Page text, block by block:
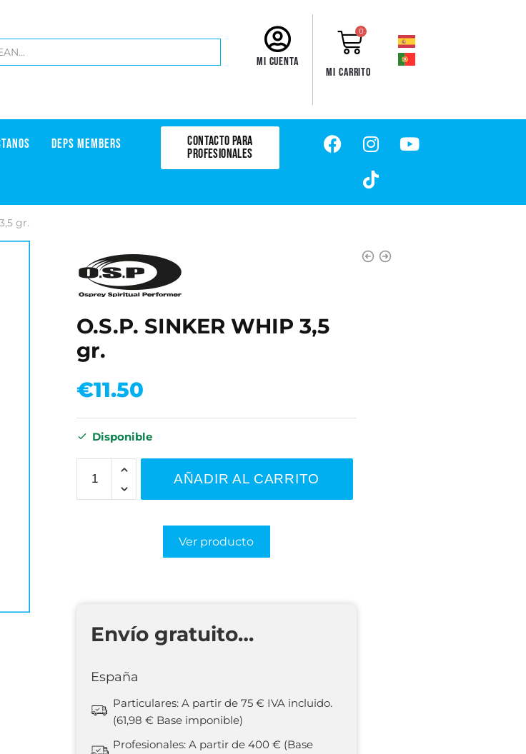
Mi cuenta
0
Mi carrito
DEPS MEMBERS
CONTACTO PARA
PROFESIONALES
gr.
O.S.P. SINKER WHIP 3,5
gr.
€11.50
Disponible
AÑADIR AL CARRITO
Ver producto
Envío gratuito…
España
Particulares: A partir de 75 € IVA incluido.
(61,98 € Base imponible)
Profesionales: A partir de 400 € (Base